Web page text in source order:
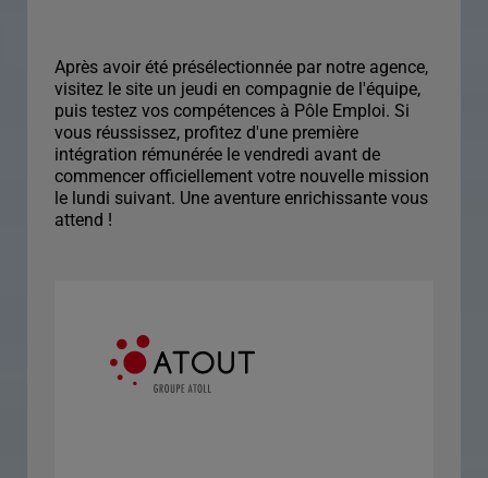
Après avoir été présélectionnée par notre agence,
visitez le site un jeudi en compagnie de l'équipe,
puis testez vos compétences à Pôle Emploi. Si
vous réussissez, profitez d'une première
intégration rémunérée le vendredi avant de
commencer officiellement votre nouvelle mission
le lundi suivant. Une aventure enrichissante vous
attend !